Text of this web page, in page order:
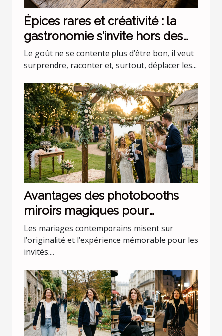
Épices rares et créativité : la
gastronomie s’invite hors des
codes
Le goût ne se contente plus d’être bon, il veut
surprendre, raconter et, surtout, déplacer les...
Avantages des photobooths
miroirs magiques pour
mariages uniques
Les mariages contemporains misent sur
l’originalité et l’expérience mémorable pour les
invités....